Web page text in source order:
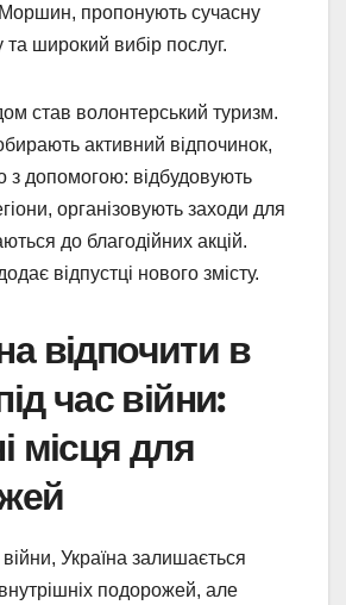
пропонують сучасну
та широкий вибір послуг.
став волонтерський туризм.
активний відпочинок,
з допомогою: відбудовують
організовують заходи для
до благодійних акцій.
відпустці нового змісту.
відпочити в
час війни:
місця для
Україна залишається
подорожей, але